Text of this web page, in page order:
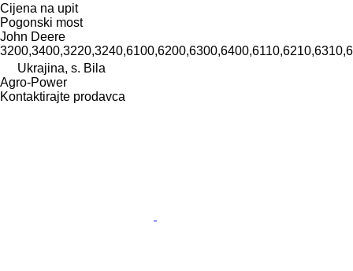
Cijena na upit
Pogonski most
John Deere
Ukrajina, s. Bila
Agro-Power
Kontaktirajte prodavca